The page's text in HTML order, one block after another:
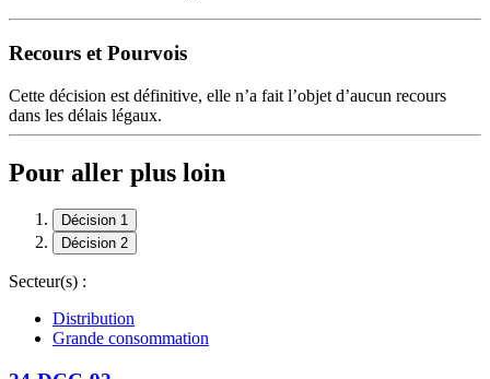
Recours et Pourvois
Cette décision est définitive, elle n’a fait l’objet d’aucun recours
dans les délais légaux.
Pour aller plus loin
Décision 1
Décision 2
Secteur(s) :
Distribution
Grande consommation